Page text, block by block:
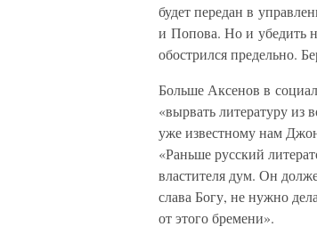
будет передан в
и Попова. Но и убедить
обострился предельно.
Больше Аксенов в
«вырвать литературу
уже известному нам
«Раньше русский
властителя дум. Он
слава Богу, не нужно
от этого бремени».